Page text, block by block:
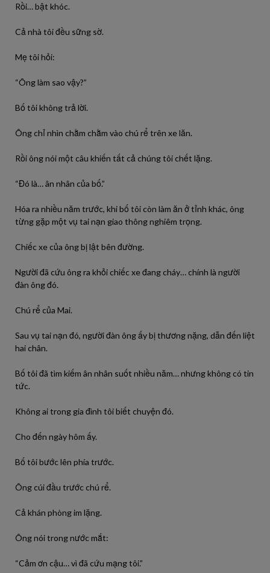
Rồi… bật khóc.
Cả nhà tôi đều sững sờ.
Mẹ tôi hỏi:
“Ông làm sao vậy?”
Bố tôi không trả lời.
Ông chỉ nhìn chằm chằm vào chú rể trên xe lăn.
Rồi ông nói một câu khiến tất cả chúng tôi chết lặng.
“Đó là… ân nhân của bố.”
Hóa ra nhiều năm trước, khi bố tôi còn làm ăn ở tỉnh khác, ông
từng gặp một vụ tai nạn giao thông nghiêm trọng.
Chiếc xe của ông bị lật bên đường.
Người đã cứu ông ra khỏi chiếc xe đang cháy… chính là người
đàn ông đó.
Chú rể của Mai.
Sau vụ tai nạn đó, người đàn ông ấy bị thương nặng, dẫn đến liệt
hai chân.
Bố tôi đã tìm kiếm ân nhân suốt nhiều năm… nhưng không có tin
tức.
Không ai trong gia đình tôi biết chuyện đó.
Cho đến ngày hôm ấy.
Bố tôi bước lên phía trước.
Ông cúi đầu trước chú rể.
Cả khán phòng im lặng.
Ông nói trong nước mắt:
“Cảm ơn cậu… vì đã cứu mạng tôi.”